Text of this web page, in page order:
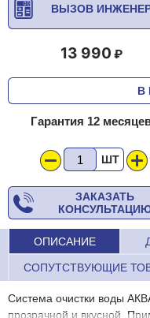
ВЫЗОВ
13 990
В
Гарантия 12
ШТ
ЗАКАЗАТЬ
ОПИСАНИЕ
СОПУТСТВУЮЩИЕ
Система очистки воды
прозрачной и вкусной.